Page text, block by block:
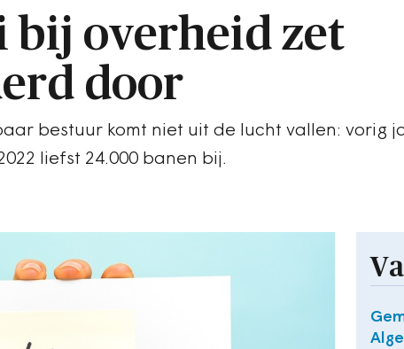
bij overheid zet
door
bestuur komt niet uit de lucht vallen: vorig
liefst 24.000 banen bij.